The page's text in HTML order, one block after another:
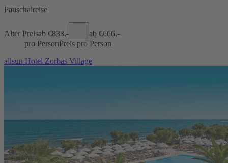
Pauschalreise
Alter Preisab €833,- ab €666,-
pro PersonPreis pro Person
allsun Hotel Zorbas Village